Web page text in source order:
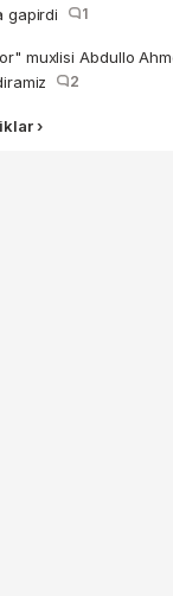
gapirdi
1
muxlisi Abdullo
2
›